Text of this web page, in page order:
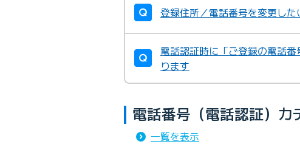
登録住所／電話番号を変更した
電話認証時に「ご登録の電話
ります
電話番号（電話認証）
一覧を表示